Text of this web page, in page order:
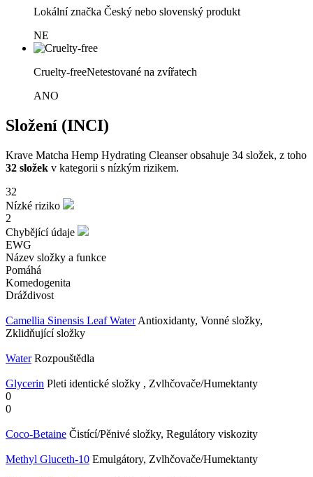
Lokální značka Český nebo slovenský produkt
NE
Cruelty-freeNetestované na zvířatech
ANO
Složení (INCI)
Krave Matcha Hemp Hydrating Cleanser obsahuje 34 složek, z toho
32 složek v kategorii s nízkým rizikem.
32
Nízké riziko
2
Chybějící údaje
EWG
Název složky a funkce
Pomáhá
Komedogenita
Dráždivost
Camellia Sinensis Leaf Water Antioxidanty, Vonné složky,
Zklidňující složky
Water Rozpouštědla
Glycerin Pleti identické složky , Zvlhčovače/Humektanty
0
0
Coco-Betaine Čistící/Pěnivé složky, Regulátory viskozity
Methyl Gluceth-10 Emulgátory, Zvlhčovače/Humektanty